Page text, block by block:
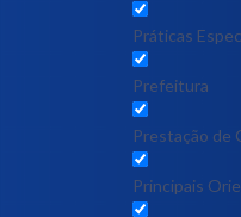
Práticas
Prefeitura
Prestação de
Principais